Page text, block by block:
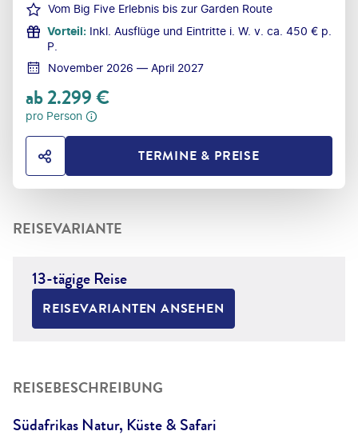
Vom Big Five Erlebnis bis zur Garden Route
Vorteil: Inkl. Ausflüge und Eintritte i. W. v. ca. 450 € p.
P.
November 2026 — April 2027
ab2.299€
pro Person
HOTEL TEILENTERMINE & PREISE
REISEVARIANTE
13-tägige Reise
REISEVARIANTEN ANSEHEN
REISEBESCHREIBUNG
Südafrikas Natur, Küste & Safari